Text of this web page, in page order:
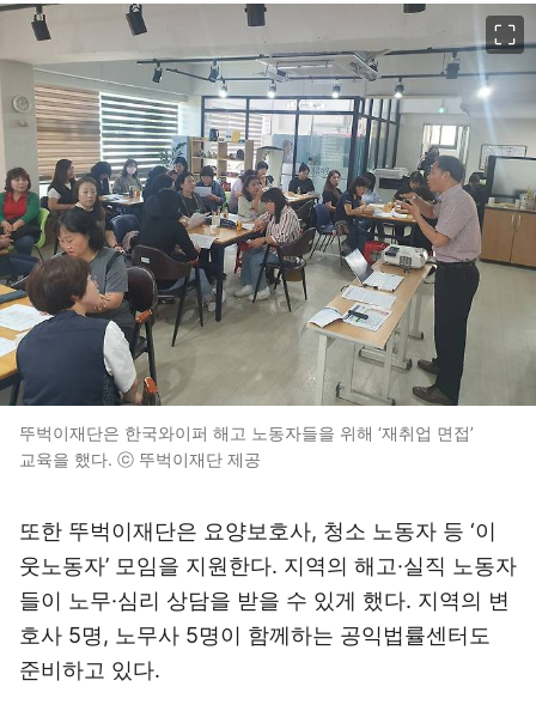
뚜벅이재단은 한국와이퍼 해고 노동자들을 위해 ‘재취업 면접’
교육을 했다. ⓒ 뚜벅이재단 제공
또한 뚜벅이재단은 요양보호사, 청소 노동자 등 ‘이
웃노동자’ 모임을 지원한다. 지역의 해고·실직 노동자
들이 노무·심리 상담을 받을 수 있게 했다. 지역의 변
호사 5명, 노무사 5명이 함께하는 공익법률센터도
준비하고 있다.